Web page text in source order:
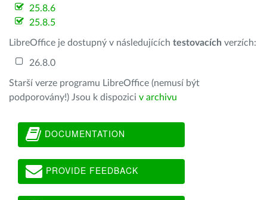
25.8.6
25.8.5
LibreOffice je dostupný v následujících testovacích verzích:
26.8.0
Starší verze programu LibreOffice (nemusí být
podporovány!) Jsou k dispozici v archivu
DOCUMENTATION
PROVIDE FEEDBACK